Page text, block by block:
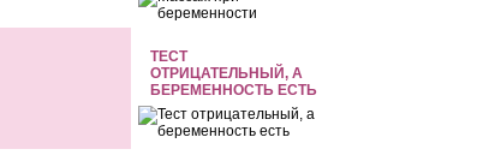
ТЕСТ
ОТРИЦАТЕЛЬНЫЙ, А
БЕРЕМЕННОСТЬ ЕСТЬ